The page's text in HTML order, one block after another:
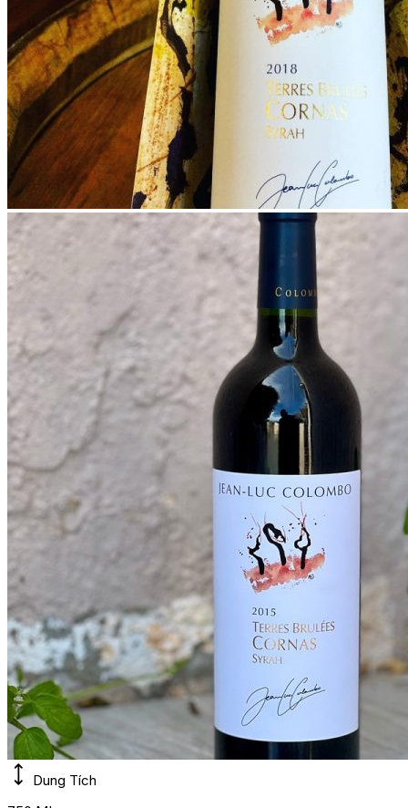
Dung Tích